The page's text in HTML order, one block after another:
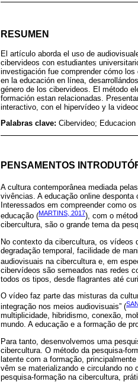
RESUMEN
El artículo aborda el uso de
cibervideos con estudiantes
investigación fue comprender cómo
en la educación en línea,
género de los cibervideos. El método
formación estan relacionadas.
interactivo, con el hipervídeo y la
Palabras clave: Cibervideo;
PENSAMENTOS
A cultura contemporânea mediada
vivências. A educação online
Interessados em compreender como
educação (MARTINS, 2017), com o
cibercultura, são o grande tema da
No contexto da cibercultura, os vídeos
degradação temporal, facilidade de
audiovisuais na cibercultura e, em
cibervídeos são semeados nas redes
todos os tipos, desde flagrantes até
O vídeo faz parte das misturas da
integração nos meios audiovisuais” (
multiplicidade, hibridismo, conexão,
mundo. A educação e a formação de
Para tanto, desenvolvemos uma
cibercultura. O método da pesquisa-
latente com a formação,
vêm se materializando e circulando no
pesquisa-formação na cibercultura,